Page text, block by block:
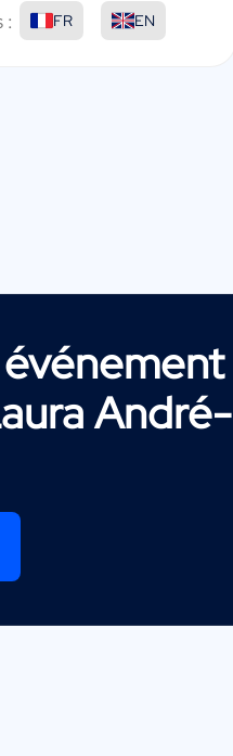
: FR EN
André-